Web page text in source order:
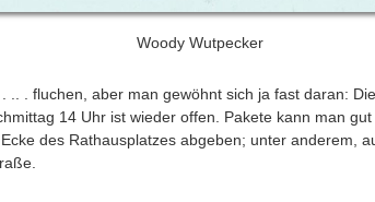
Woody Wutpecker
.. . fluchen, aber man gewöhnt sich ja fast daran:
14 Uhr ist wieder offen. Pakete kann man
des Rathausplatzes abgeben; unter anderem,